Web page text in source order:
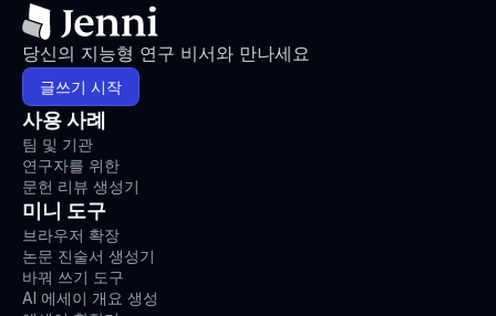
당신의 지능형 연구 비서와 만나세요
글쓰기 시작
사용 사례
팀 및 기관
연구자를 위한
문헌 리뷰 생성기
미니 도구
브라우저 확장
논문 진술서 생성기
바꿔 쓰기 도구
AI 에세이 개요 생성